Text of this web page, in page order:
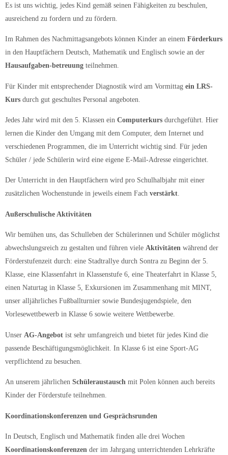
Es ist uns wichtig, jedes Kind gemäß seinen Fähigkeiten zu beschulen,
ausreichend zu fordern und zu fördern.
Im Rahmen des Nachmittagsangebots können Kinder an einem Förderkurs
in den Hauptfächern Deutsch, Mathematik und Englisch sowie an der
Hausaufgaben-betreuung teilnehmen.
Für Kinder mit entsprechender Diagnostik wird am Vormittag ein LRS-
Kurs durch gut geschultes Personal angeboten.
Jedes Jahr wird mit den 5. Klassen ein Computerkurs durchgeführt. Hier
lernen die Kinder den Umgang mit dem Computer, dem Internet und
verschiedenen Programmen, die im Unterricht wichtig sind. Für jeden
Schüler / jede Schülerin wird eine eigene E-Mail-Adresse eingerichtet.
Der Unterricht in den Hauptfächern wird pro Schulhalbjahr mit einer
zusätzlichen Wochenstunde in jeweils einem Fach verstärkt.
Außerschulische Aktivitäten
Wir bemühen uns, das Schulleben der Schülerinnen und Schüler möglichst
abwechslungsreich zu gestalten und führen viele Aktivitäten während der
Förderstufenzeit durch: eine Stadtrallye durch Sontra zu Beginn der 5.
Klasse, eine Klassenfahrt in Klassenstufe 6, eine Theaterfahrt in Klasse 5,
einen Naturtag in Klasse 5, Exkursionen im Zusammenhang mit MINT,
unser alljährliches Fußballturnier sowie Bundesjugendspiele, den
Vorlesewettbewerb in Klasse 6 sowie weitere Wettbewerbe.
Unser AG-Angebot ist sehr umfangreich und bietet für jedes Kind die
passende Beschäftigungsmöglichkeit. In Klasse 6 ist eine Sport-AG
verpflichtend zu besuchen.
An unserem jährlichen Schüleraustausch mit Polen können auch bereits
Kinder der Förderstufe teilnehmen.
Koordinationskonferenzen und Gesprächsrunden
In Deutsch, Englisch und Mathematik finden alle drei Wochen
Koordinationskonferenzen der im Jahrgang unterrichtenden Lehrkräfte